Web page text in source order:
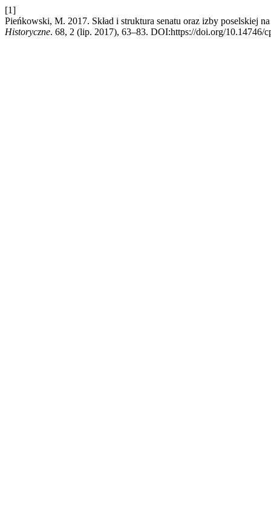
[1]
Pieńkowski, M. 2017. Skład i struktura senatu oraz izby poselskiej
Historyczne. 68, 2 (lip. 2017), 63–83. DOI:https://doi.org/10.14746/